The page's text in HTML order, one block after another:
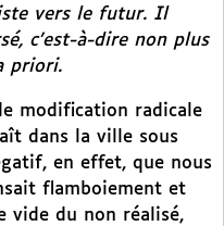
vers le futur. Il
c’est-à-dire non plus
priori.
modification radicale
dans la ville sous
en effet, que nous
flamboiement et
vide du non réalisé,